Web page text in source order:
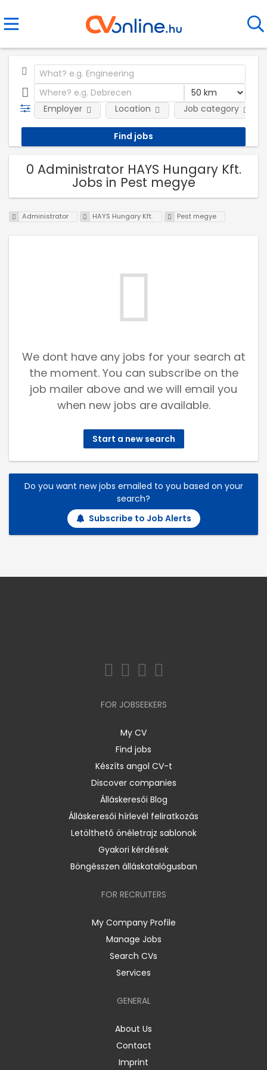
Employer Location Job category
0 Administrator HAYS Hungary Kft.
Jobs in Pest megye
Administrator HAYS Hungary Kft. Pest megye
We dont have any jobs for your search at
the moment. You can subscribe on the
job mailer above and we will email you
when new jobs are available.
Start a new search
Do you want new jobs emailed to you based on your
search?
Subscribe to Job Alerts
FOR JOBSEEKERS
My CV
Find jobs
Készíts angol CV-t
Discover companies
Álláskeresői Blog
Álláskeresői hírlevél feliratkozás
Letölthető önéletrajz sablonok
Gyakori kérdések
Böngésszen álláskatalógusban
FOR RECRUITERS
My Company Profile
Manage Jobs
Search CVs
Services
GENERAL
About Us
Contact
Imprint